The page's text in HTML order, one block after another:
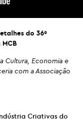
do 36º
Cultura, Economia e
com a Associação
Criativas do